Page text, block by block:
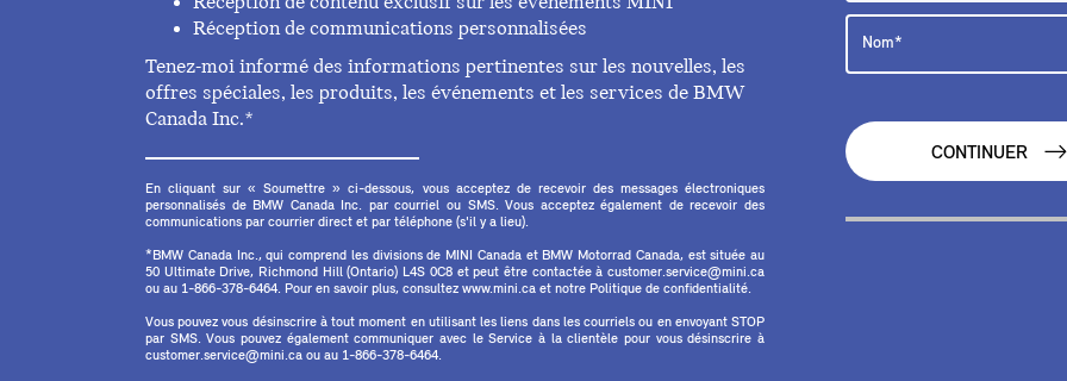
Réception de communications personnalisées
Tenez-moi informé des informations pertinentes sur les nouvelles, les
offres spéciales, les produits, les événements et les services de BMW
Canada Inc.*
En cliquant sur « Soumettre » ci-dessous, vous acceptez de recevoir des messages électroniques
personnalisés de BMW Canada Inc. par courriel ou SMS. Vous acceptez également de recevoir des
communications par courrier direct et par téléphone (s'il y a lieu).
*BMW Canada Inc., qui comprend les divisions de MINI Canada et BMW Motorrad Canada, est située au
50 Ultimate Drive, Richmond Hill (Ontario) L4S 0C8 et peut être contactée à customer.service@mini.ca
ou au 1-866-378-6464. Pour en savoir plus, consultez www.mini.ca et notre Politique de confidentialité.
Vous pouvez vous désinscrire à tout moment en utilisant les liens dans les courriels ou en envoyant STOP
par SMS. Vous pouvez également communiquer avec le Service à la clientèle pour vous désinscrire à
customer.service@mini.ca ou au 1-866-378-6464.
CONTINUER